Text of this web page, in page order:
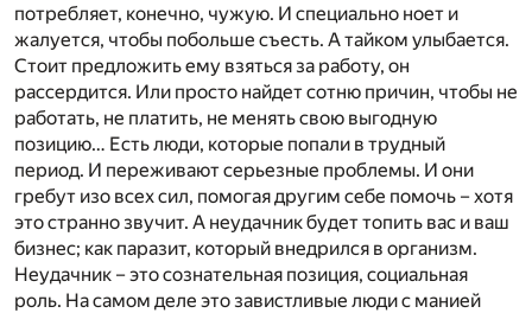
потребляет, конечно, чужую. И специально ноет и
жалуется, чтобы побольше съесть. А тайком улыбается.
Стоит предложить ему взяться за работу, он
рассердится. Или просто найдет сотню причин, чтобы не
работать, не платить, не менять свою выгодную
позицию… Есть люди, которые попали в трудный
период. И переживают серьезные проблемы. И они
гребут изо всех сил, помогая другим себе помочь – хотя
это странно звучит. А неудачник будет топить вас и ваш
бизнес; как паразит, который внедрился в организм.
Неудачник – это сознательная позиция, социальная
роль. На самом деле это завистливые люди с манией